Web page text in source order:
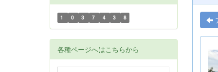
1 0 3 7 4 3 8
各種ページへはこちらから